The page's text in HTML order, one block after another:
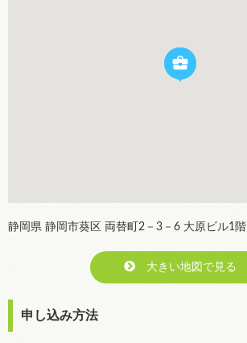
静岡県 静岡市葵区 両替町2－3－6 大原ビル1階
大きい地図で見る
申し込み方法